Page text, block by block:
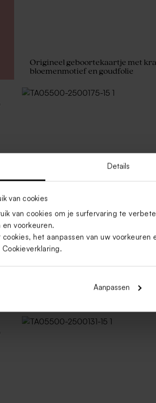
Details
van cookies
van cookies om je surfervaring te
voorkeuren.
het aanpassen van uw
Cookieverklaring.
Aanpassen
Origineel geboortekaartje met
bloemenmotief en goudfolie
Minimalistisch geboortekaartje